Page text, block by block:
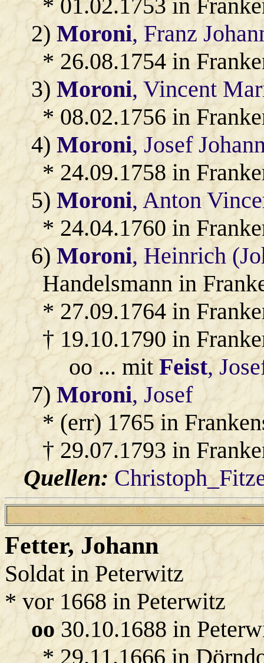
* 01.02.1753 in
2)Moroni, Franz
* 26.08.1754 in
3)Moroni, Vincent
* 08.02.1756 in
4)Moroni, Josef
* 24.09.1758 in
5)Moroni, Anton
* 24.04.1760 in
6)Moroni, Heinrich
Handelsmann in
* 27.09.1764 in
† 19.10.1790 in
oo ... mitFeist,
7)Moroni, Josef
* (err) 1765 in
† 29.07.1793 in
Quellen:
Fetter, Johann
Soldat in Peterwitz
* vor 1668 in Peterwitz
oo30.10.1688 in
* 29.11.1666 in